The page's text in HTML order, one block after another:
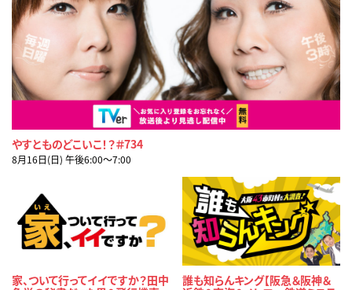
やすとものどこいこ！？＃734
8月16日(日) 午後6:00〜7:00
家、ついて行ってイイですか？田中
誰も知らんキング【阪急＆阪神＆